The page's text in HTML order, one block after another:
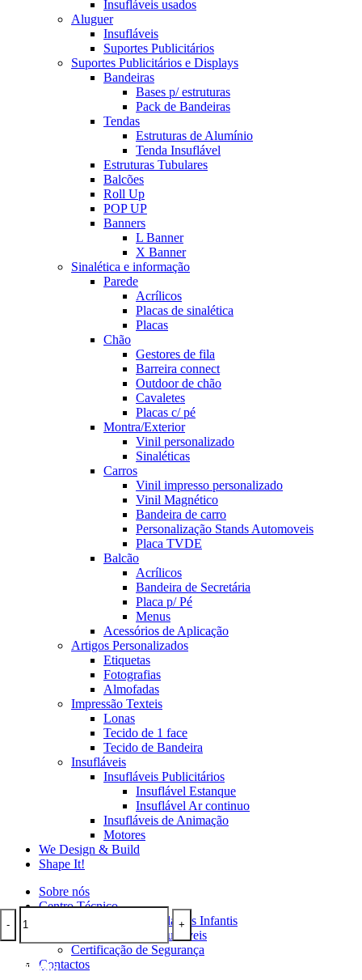
VER OPÇÕES
This
product
VER OPÇÕES
This
product
VER OPÇÕES
This
product
VER OPÇÕES
This
product
-
ADICIONAR
- +
ADICIONAR
VER OPÇÕES
This
product
Insufláveis usados
Aluguer
Insufláveis
Suportes Publicitários
Suportes Publicitários e Displays
Bandeiras
Bases p/ estruturas
Pack de Bandeiras
Tendas
Estruturas de Alumínio
Tenda Insuflável
Estruturas Tubulares
Balcões
Roll Up
POP UP
Banners
L Banner
X Banner
Sinalética e informação
Parede
Acrílicos
Placas de sinalética
Placas
Chão
Gestores de fila
Barreira connect
Outdoor de chão
Cavaletes
Placas c/ pé
Montra/Exterior
Vinil personalizado
Sinaléticas
Carros
Vinil impresso personalizado
Vinil Magnético
Bandeira de carro
Personalização Stands Automoveis
Placa TVDE
Balcão
Acrílicos
Bandeira de Secretária
Placa p/ Pé
Menus
Acessórios de Aplicação
Artigos Personalizados
Etiquetas
Fotografias
Almofadas
Impressão Texteis
Lonas
Tecido de 1 face
Tecido de Bandeira
Insufláveis
Insufláveis Publicitários
Insuflável Estanque
Insuflável Ar continuo
Insufláveis de Animação
Motores
We Design & Build
Shape It!
Sobre nós
Centro Técnico
Instruções de Insufláveis Infantis
Manutenção de insufláveis
Certificação de Segurança
Contactos